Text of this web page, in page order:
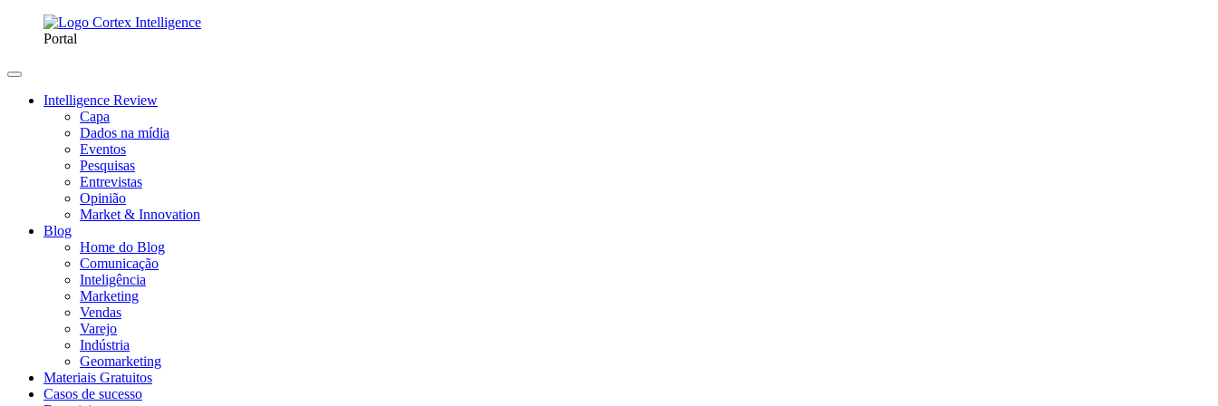
Portal
Intelligence Review
Capa
Dados na mídia
Eventos
Pesquisas
Entrevistas
Opinião
Market & Innovation
Blog
Home do Blog
Comunicação
Inteligência
Marketing
Vendas
Varejo
Indústria
Geomarketing
Materiais Gratuitos
Casos de sucesso